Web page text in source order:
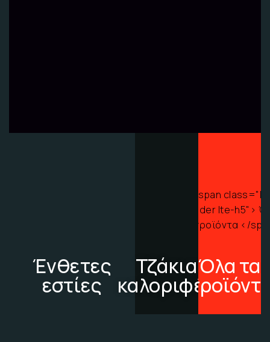
Ένθετες
εστίες
Τζάκια
καλοριφέρ
Όλα τα